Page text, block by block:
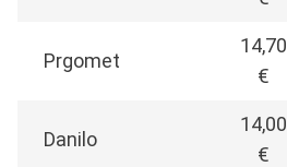
Prgomet
14,70
€
Danilo
14,00
€